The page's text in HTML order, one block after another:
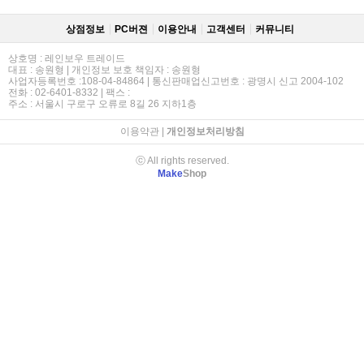
상점정보 PC버젼 이용안내 고객센터 커뮤니티
상호명 : 레인보우 트레이드
대표 : 송원형 | 개인정보 보호 책임자 : 송원형
사업자등록번호 :108-04-84864 | 통신판매업신고번호 : 광명시 신고 2004-102
전화 : 02-6401-8332 | 팩스 :
주소 : 서울시 구로구 오류로 8길 26 지하1층
이용약관| 개인정보처리방침
ⓒ All rights reserved.
MakeShop